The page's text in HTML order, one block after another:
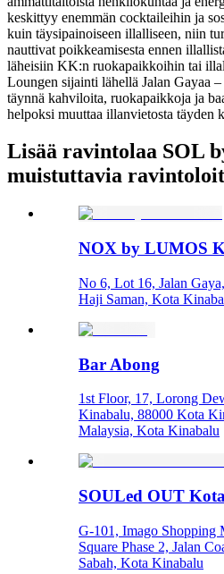
keskittyy enemmän cocktaileihin ja
kuin täysipainoiseen illalliseen, niin
nauttivat poikkeamisesta ennen
läheisiin KK:n ruokapaikkoihin tai
Loungen sijainti lähellä Jalan Gayaa
täynnä kahviloita, ruokapaikkoja ja
helpoksi muuttaa illanvietosta täyden
Lisää ravintolaa SOL
muistuttavia
NOX by LUMOS
No 6, Lot 16, Jalan
Haji Saman, Kota
Bar Abong
1st Floor, 17, Lorong
Kinabalu, 88000 Kota
Malaysia, Kota Kinabalu
SOULed OUT
G-101, Imago Shopping
Square Phase 2, Jalan
Sabah, Kota Kinabalu